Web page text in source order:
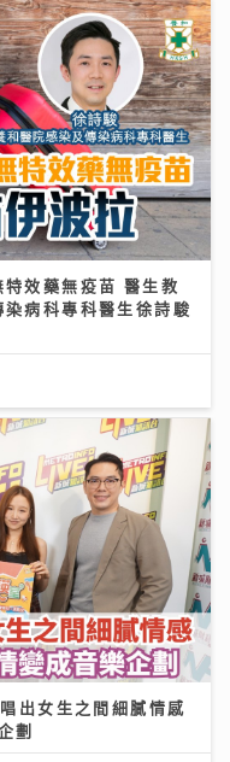
效藥無疫苗 醫生教
病科專科醫生徐詩駿
出女生之間細膩情感
劃